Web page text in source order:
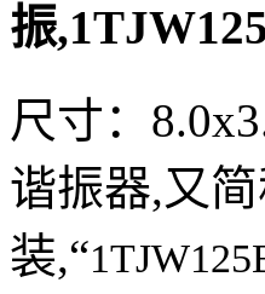
振
尺寸：
谐振器,又
装,“